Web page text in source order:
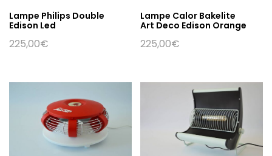
Lampe Philips Double
Edison Led
225,00€
Lampe Calor Bakelite
Art Deco Edison Orange
225,00€